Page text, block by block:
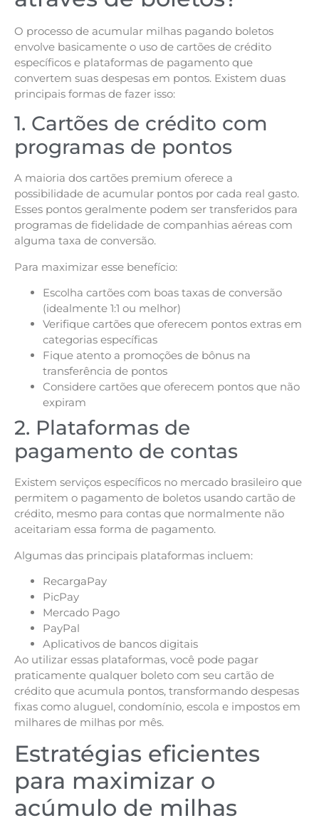
O processo de acumular milhas pagando boletos
envolve basicamente o uso de cartões de crédito
específicos e plataformas de pagamento que
convertem suas despesas em pontos. Existem duas
principais formas de fazer isso:
1. Cartões de crédito com
programas de pontos
A maioria dos cartões premium oferece a
possibilidade de acumular pontos por cada real gasto.
Esses pontos geralmente podem ser transferidos para
programas de fidelidade de companhias aéreas com
alguma taxa de conversão.
Para maximizar esse benefício:
Escolha cartões com boas taxas de conversão
(idealmente 1:1 ou melhor)
Verifique cartões que oferecem pontos extras em
categorias específicas
Fique atento a promoções de bônus na
transferência de pontos
Considere cartões que oferecem pontos que não
expiram
2. Plataformas de
pagamento de contas
Existem serviços específicos no mercado brasileiro que
permitem o pagamento de boletos usando cartão de
crédito, mesmo para contas que normalmente não
aceitariam essa forma de pagamento.
Algumas das principais plataformas incluem:
RecargaPay
PicPay
Mercado Pago
PayPal
Aplicativos de bancos digitais
Ao utilizar essas plataformas, você pode pagar
praticamente qualquer boleto com seu cartão de
crédito que acumula pontos, transformando despesas
fixas como aluguel, condomínio, escola e impostos em
milhares de milhas por mês.
Estratégias eficientes
para maximizar o
acúmulo de milhas